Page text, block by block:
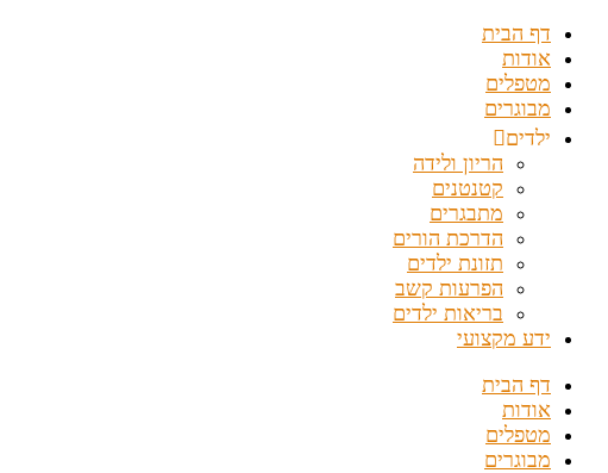
דף הבית
אודות
מטפלים
מבוגרים
ילדים
הריון ולידה
קטנטנים
מתבגרים
הדרכת הורים
תזונת ילדים
הפרעות קשב
בריאות ילדים
ידע מקצועי
דף הבית
אודות
מטפלים
מבוגרים